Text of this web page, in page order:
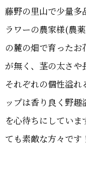
藤野の里山で少量多
ラワーの農家様(農
の麓の畑で育った
が無く、茎の太さや
それぞれの個性溢れ
ップは香り良く野
を心待ちにしてい
ても素敵な方々です